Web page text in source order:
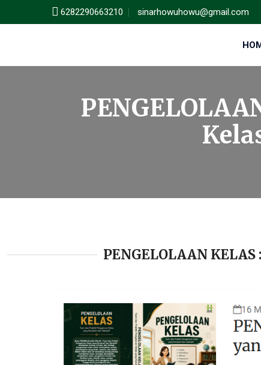
6282290663210 sinarhowuhowu@gmail.com
PENGELOLAAN